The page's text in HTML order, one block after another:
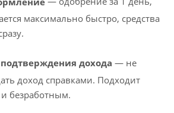
максимально быстро, средства
дохода — не
доход справками. Подходит
безработным.